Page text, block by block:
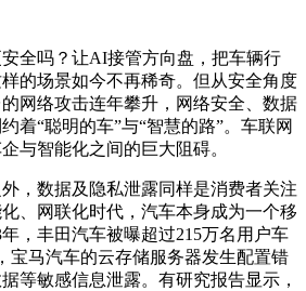
吗？让AI接管方向盘，把车辆行
的场景如今不再稀奇。但从安全角度
网络攻击连年攀升，网络安全、数据
着“聪明的车”与“智慧的路”。车联网
与智能化之间的巨大阻碍。
数据及隐私泄露同样是消费者关注
、网联化时代，汽车本身成为一个移
，丰田汽车被曝超过215万名用户车
宝马汽车的云存储服务器发生配置错
等敏感信息泄露。有研究报告显示，